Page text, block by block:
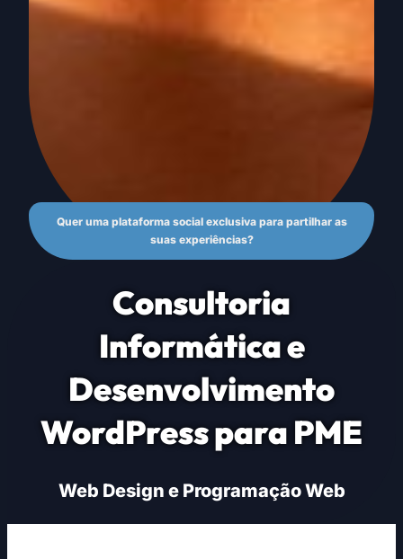
Quer uma plataforma social exclusiva para partilhar as
suas experiências?
Consultoria
Informática e
Desenvolvimento
WordPress para PME
Web Design e Programação Web